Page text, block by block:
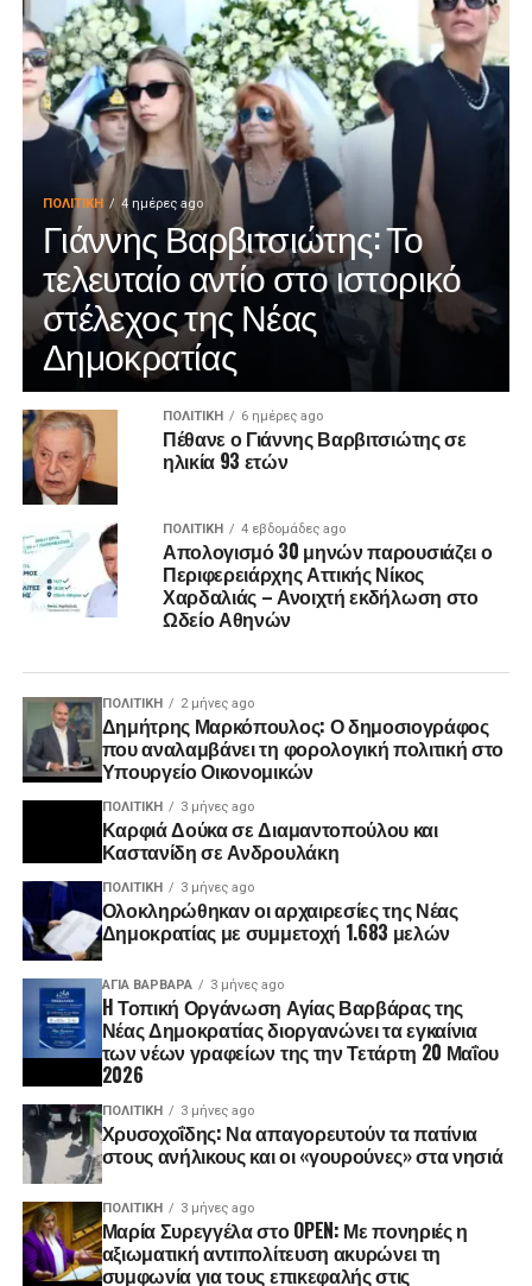
ΠΟΛΙΤΙΚΉ 4 ημέρες ago
Γιάννης Βαρβιτσιώτης: Το
τελευταίο αντίο στο ιστορικό
στέλεχος της Νέας
Δημοκρατίας
ΠΟΛΙΤΙΚΉ 6 ημέρες ago
Πέθανε ο Γιάννης Βαρβιτσιώτης σε
ηλικία 93 ετών
ΠΟΛΙΤΙΚΉ 4 εβδομάδες ago
Απολογισμό 30 μηνών παρουσιάζει ο
Περιφερειάρχης Αττικής Νίκος
Χαρδαλιάς – Ανοιχτή εκδήλωση στο
Ωδείο Αθηνών
ΠΟΛΙΤΙΚΉ 2 μήνες ago
Δημήτρης Μαρκόπουλος: Ο δημοσιογράφος
που αναλαμβάνει τη φορολογική πολιτική στο
Υπουργείο Οικονομικών
ΠΟΛΙΤΙΚΉ 3 μήνες ago
Καρφιά Δούκα σε Διαμαντοπούλου και
Καστανίδη σε Ανδρουλάκη
ΠΟΛΙΤΙΚΉ 3 μήνες ago
Ολοκληρώθηκαν οι αρχαιρεσίες της Νέας
Δημοκρατίας με συμμετοχή 1.683 μελών
ΑΓΙΑ ΒΑΡΒΑΡΑ 3 μήνες ago
H Τοπική Οργάνωση Αγίας Βαρβάρας της
Νέας Δημοκρατίας διοργανώνει τα εγκαίνια
των νέων γραφείων της την Τετάρτη 20 Μαΐου
2026
ΠΟΛΙΤΙΚΉ 3 μήνες ago
Χρυσοχοΐδης: Να απαγορευτούν τα πατίνια
στους ανήλικους και οι «γουρούνες» στα νησιά
ΠΟΛΙΤΙΚΉ 3 μήνες ago
Μαρία Συρεγγέλα στο OPEN: Με πονηριές η
αξιωματική αντιπολίτευση ακυρώνει τη
συμφωνία για τους επικεφαλής στις